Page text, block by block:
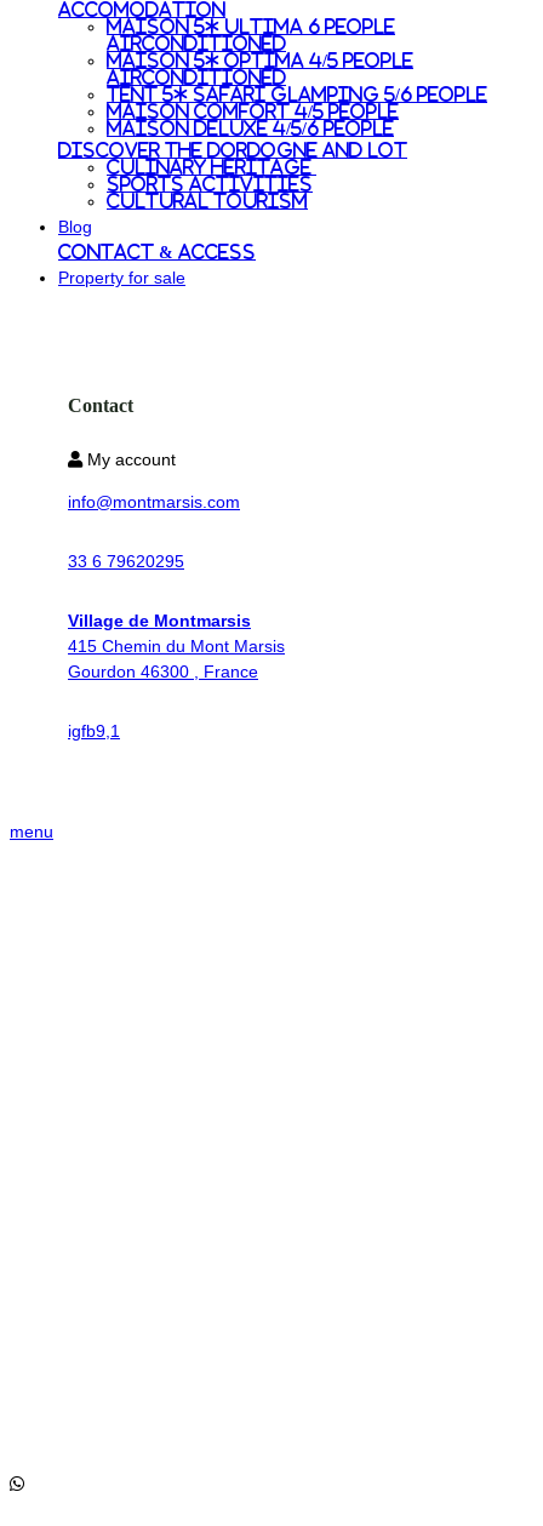
Accomodation
Maison 5* Ultima 6 people
Airconditioned
Maison 5* Optima 4/5 people
Airconditioned
Tent 5* Safari Glamping 5/6 people
Maison Comfort 4/5 people
Maison Deluxe 4/5/6 people
Discover the Dordogne and Lot
Culinary heritage
Sports activities
Cultural tourism
Blog
Contact & access
Property for sale
Contact
My account
info@montmarsis.com
33 6 79620295
Village de Montmarsis
415 Chemin du Mont Marsis
Gourdon 46300 , France
igfb9,1
menu